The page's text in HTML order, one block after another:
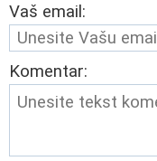
Vaš email:
Komentar: